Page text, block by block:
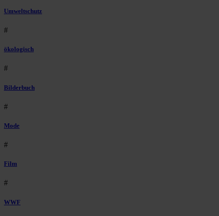
Umweltschutz
#
ökologisch
#
Bilderbuch
#
Mode
#
Film
#
WWF